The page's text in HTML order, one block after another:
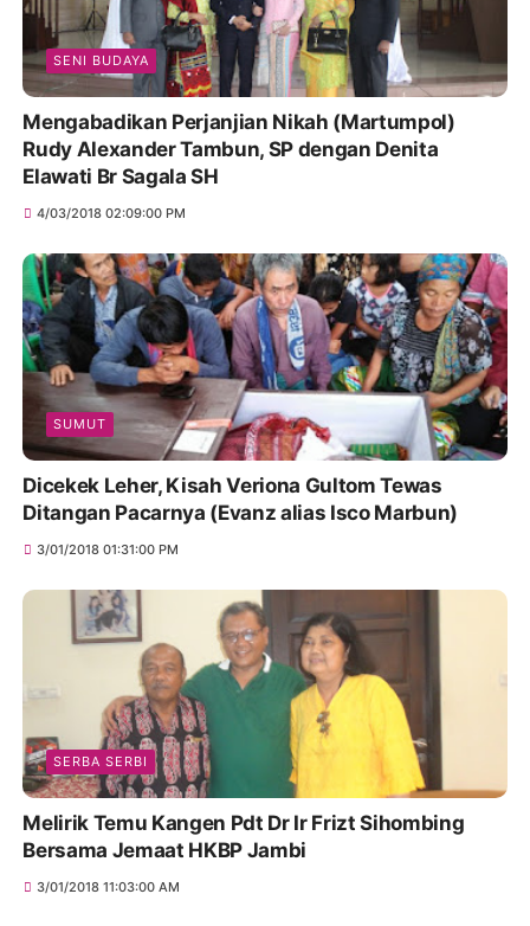
SENI BUDAYA
Mengabadikan Perjanjian Nikah (Martumpol)
Rudy Alexander Tambun, SP dengan Denita
Elawati Br Sagala SH
4/03/2018 02:09:00 PM
SUMUT
Dicekek Leher, Kisah Veriona Gultom Tewas
Ditangan Pacarnya (Evanz alias Isco Marbun)
3/01/2018 01:31:00 PM
SERBA SERBI
Melirik Temu Kangen Pdt Dr Ir Frizt Sihombing
Bersama Jemaat HKBP Jambi
3/01/2018 11:03:00 AM